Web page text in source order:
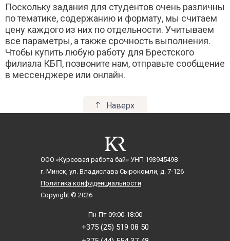
Иностранный язык для специальных целей
Интерпретация художественного текста
Информационная культура
Искусство
Искусство и культура
Искусствоведение
Испанский язык
История
История Беларуси
История белорусского языка
История всемирной литературы
История государства и права Беларуси
История государства и права зарубежных стран
Поскольку задания для студентов очень различны
по тематике, содержанию и формату, мы считаем
цену каждого из них по отдельности. Учитываем
все параметры, а также срочность выполнения.
Чтобы купить любую работу для Брестского
филиала КБП, позвоните нам, отправьте сообщение
в мессенджере или онлайн.
Наверх
ООО «Курсовая работа бай» УНП 193945498
г. Минск, ул. Владислава Сырокомли, д. 7-126
Политика конфиденциальности
Copyright © 2026
Пн-Пт 09:00-18:00
+375 (25) 519 08 50